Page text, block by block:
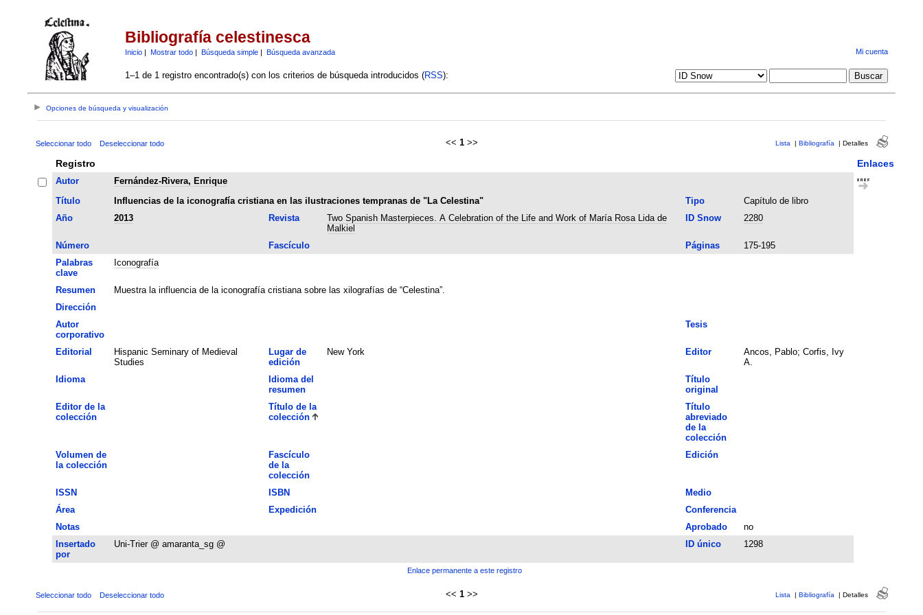
Bibliografía celestinesca
Inicio| Mostrar todo| Búsqueda simple| Búsqueda avanzada Mi cuenta
1–1 de 1 registro encontrado(s) con los criterios de búsqueda introducidos (RSS):
Opciones de búsqueda y visualización
Seleccionar todo Deseleccionar todo << 1 >> Lista | Bibliografía | Detalles
Registro Enlaces
Autor
Fernández-Rivera, Enrique
Título
Influencias de la iconografía cristiana en las ilustraciones tempranas de "La Celestina" Tipo
Capítulo de libro
Año
2013 Revista
Two Spanish Masterpieces. A Celebration of the Life and Work of María Rosa Lida de
Malkiel
ID Snow 2280
Número Fascículo Páginas
175-195
Palabras
clave
Iconografía
Resumen
Muestra la influencia de la iconografía cristiana sobre las xilografías de “Celestina”.
Dirección
Autor
corporativo
Tesis
Editorial
Hispanic Seminary of Medieval
Studies
Lugar de
edición
New York Editor
Ancos, Pablo; Corfis, Ivy
A.
Idioma
Idioma del
resumen
Título
original
Editor de la
colección
Título de la
colección
Título
abreviado
de la
colección
Volumen de
la colección
Fascículo
de la
colección
Edición
ISSN ISBN
Medio
Área
Expedición
Conferencia
Notas
Aprobado
no
Insertado
por
Uni-Trier @ amaranta_sg @ ID único 1298
Enlace permanente a este registro
Seleccionar todo Deseleccionar todo << 1 >> Lista | Bibliografía | Detalles